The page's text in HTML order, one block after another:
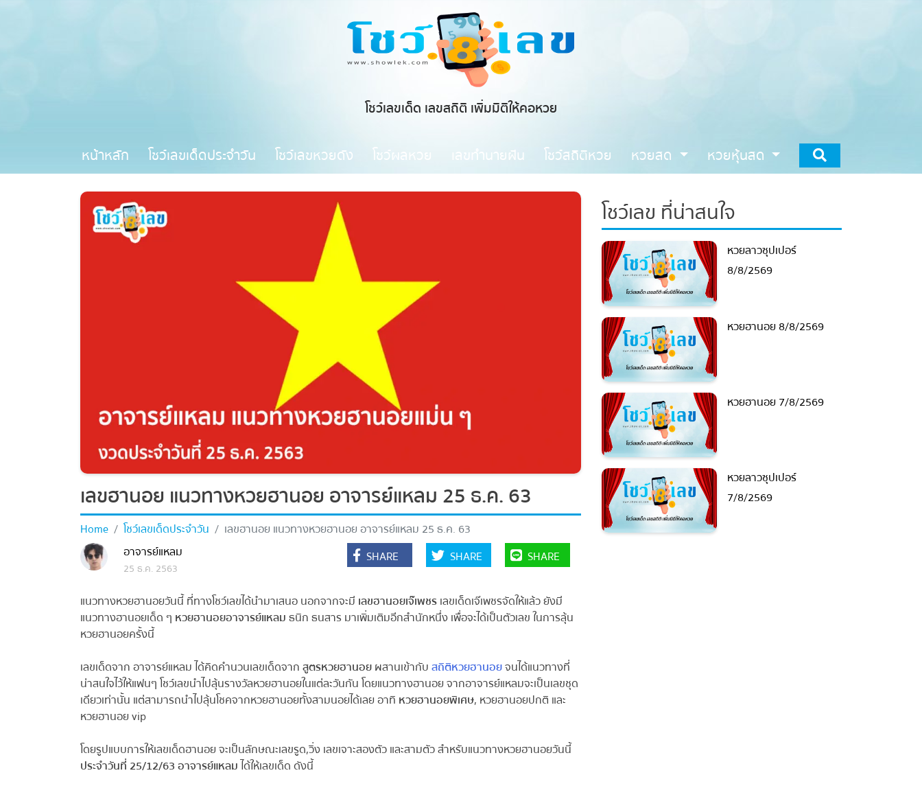
โชว์เลขเด็ด เลขสถิติ เพิ่มมิติให้คอหวย
หน้าหลัก โชว์เลขเด็ดประจำวัน โชว์เลขหวยดัง โชว์ผลหวย เลขทำนายฝัน โชว์สถิติหวย หวยสด หวยหุ้นสด
เลขฮานอย แนวทางหวยฮานอย อาจารย์แหลม 25 ธ.ค. 63
Home โชว์เลขเด็ดประจำวัน
เลขฮานอย แนวทางหวยฮานอย อาจารย์แหลม 25 ธ.ค. 63
อาจารย์แหลม
25 ธ.ค. 2563
SHARE SHARE SHARE
แนวทางหวยฮานอยวันนี้ ที่ทางโชว์เลขได้นำมาเสนอ นอกจากจะมีเลขฮานอยเจ๊เพชรเลขเด็ดเจ๊เพชรจัดให้แล้ว ยังมี
แนวทางฮานอยเด็ด ๆหวยฮานอยอาจารย์แหลมธนิก ธนสาร มาเพิ่มเติมอีกสำนักหนึ่ง เพื่อจะได้เป็นตัวเลข ในการลุ้น
หวยฮานอยครั้งนี้
เลขเด็ดจาก อาจารย์แหลม ได้คิดคำนวนเลขเด็ดจากสูตรหวยฮานอยผสานเข้ากับสถิติหวยฮานอยจนได้แนวทางที่
น่าสนใจไว้ให้แฟนๆ โชว์เลขนำไปลุ้นรางวัลหวยฮานอยในแต่ละวันกัน โดยแนวทางฮานอย จากอาจารย์แหลมจะเป็นเลขชุด
เดียวเท่านั้น แต่สามารถนำไปลุ้นโชคจากหวยฮานอยทั้งสามนอยได้เลย อาทิหวยฮานอยพิเศษ, หวยฮานอยปกติ และ
หวยฮานอย vip
โดยรูปแบบการให้เลขเด็ดฮานอย จะเป็นลักษณะเลขรูด,วิ่ง เลขเจาะสองตัว และสามตัว สำหรับแนวทางหวยฮานอยวันนี้
ประจำวันที่ 25/12/63 อาจารย์แหลมได้ให้เลขเด็ด ดังนี้
โชว์เลข ที่น่าสนใจ
หวยลาวซุปเปอร์
8/8/2569
หวยฮานอย 8/8/2569
หวยฮานอย 7/8/2569
หวยลาวซุปเปอร์
7/8/2569